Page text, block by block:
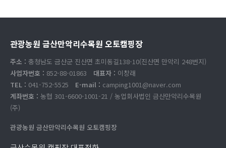
관광농원 금산만악리수목원 오토캠핑장
주소 : 충청남도 금산군 진산면 초미동길138-10(진산면 만악리 248번지)
사업자번호 : 852-88-01863 대표자 : 이창래
TEL : 041-752-5525 E-mail : camping1001@naver.com
계좌번호 : 농협 301-6600-1001-21 / 농업회사법인 금산만악리수목원
(주)
관광농원 금산만악리수목원 오토캠핑장